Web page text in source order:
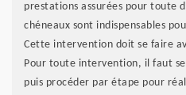
prestations assurées pour toute
chéneaux sont indispensables
Cette intervention doit se faire
Pour toute intervention, il faut
puis procéder par étape pour